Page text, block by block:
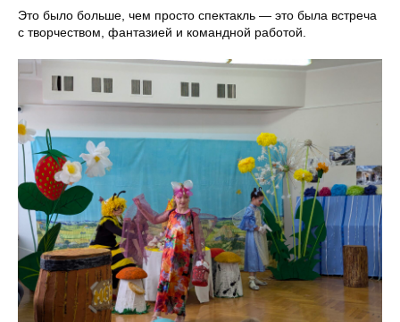
Это было больше, чем просто спектакль — это была встреча
с творчеством, фантазией и командной работой.